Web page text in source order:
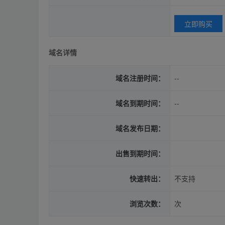
立即购买
域名详情
域名注册时间： --
域名到期时间： --
域名发布日期：
出售到期时间：
快速转出： 不支持
浏览次数： 次